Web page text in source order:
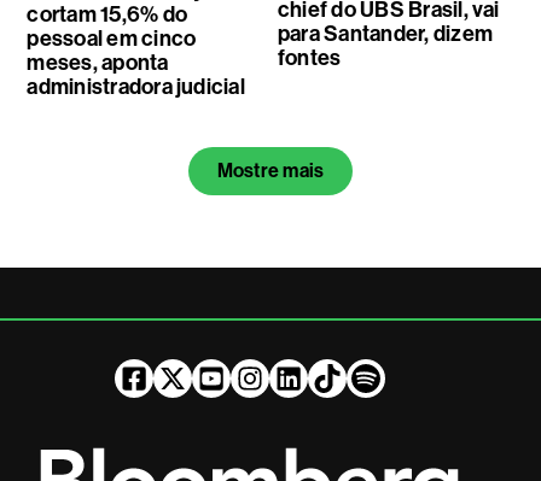
cortam 15,6% do
pessoal em cinco
meses, aponta
administradora judicial
chief do UBS Brasil, vai
para Santander, dizem
fontes
Mostre mais